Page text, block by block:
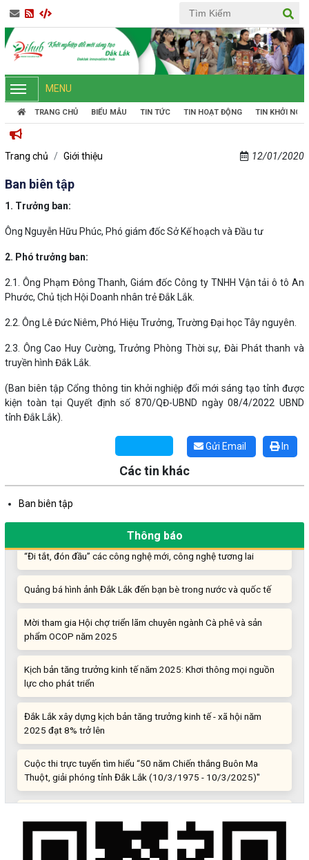
MENU
TRANG CHỦ BIỂU MẪU TIN TỨC TIN HOẠT ĐỘNG TIN KHỞI
Trang chủ Giới thiệu 12/01/2020
Ban biên tập
1. Trưởng ban:
Ông Nguyễn Hữu Phúc, Phó giám đốc Sở Kế hoạch và Đầu tư
2. Phó trưởng ban:
2.1. Ông Phạm Đông Thanh, Giám đốc Công ty TNHH Vận tải ô tô An
Phước, Chủ tịch Hội Doanh nhân trẻ Đắk Lắk.
2.2. Ông Lê Đức Niêm, Phó Hiệu Trưởng, Trường Đại học Tây nguyên.
2.3. Ông Cao Huy Cường, Trưởng Phòng Thời sự, Đài Phát thanh và
truyền hình Đắk Lắk.
(Ban biên tập Cổng thông tin khởi nghiệp đổi mới sáng tạo tỉnh được
kiện toàn tại Quyết định số 870/QĐ-UBND ngày 08/4/2022 UBND
tỉnh Đắk Lắk).
In
Gửi Email
Các tin khác
Ban biên tập
Thông báo
Những sáng tạo độc đáo từ “cây nhà lá vườn”
Gam màu sáng trong bức tranh khởi nghiệp đổi mới sáng tạo
Khi khoa học - công nghệ chưa có sự đột phá
Chế biến sâu – Nâng cao giá trị nông sản
“Đi tắt, đón đầu” các công nghệ mới, công nghệ tương lai
Quảng bá hình ảnh Đắk Lắk đến bạn bè trong nước và quốc tế
Mời tham gia Hội chợ triển lãm chuyên ngành Cà phê và sản
phẩm OCOP năm 2025
Kịch bản tăng trưởng kinh tế năm 2025: Khơi thông mọi nguồn
lực cho phát triển
Đắk Lắk xây dựng kịch bản tăng trưởng kinh tế - xã hội năm
2025 đạt 8% trở lên
Cuộc thi trực tuyến tìm hiểu “50 năm Chiến thắng Buôn Ma
Thuột, giải phóng tỉnh Đắk Lắk (10/3/1975 - 10/3/2025)"
Những sáng tạo độc đáo từ “cây nhà lá vườn”